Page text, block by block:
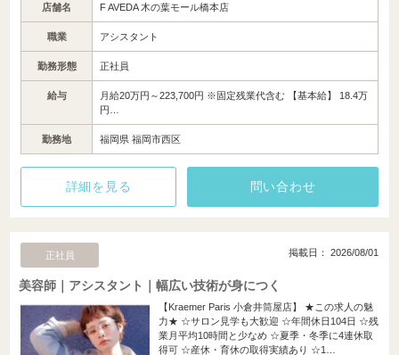
店舗名 F AVEDA 木の葉モール橋本店
職業 アシスタント
勤務形態 正社員
給与
月給20万円～223,700円 ※固定残業代含む 【基本給】 18.4万
円…
勤務地 福岡県 福岡市西区
詳細を見る 問い合わせ
正社員 掲載日： 2026/08/01
美容師｜アシスタント｜幅広い技術が身につく
【Kraemer Paris 小倉井筒屋店】 ★この求人の魅
力★ ☆サロン見学も大歓迎 ☆年間休日104日 ☆残
業月平均10時間と少なめ ☆夏季・冬季に4連休取
得可 ☆産休・育休の取得実績あり ☆1…